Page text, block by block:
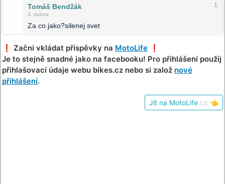
Tomáš Bendžák
3. dubna
1
Za co jako?silenej svet
❗️ Začni vkládat příspěvky na MotoLife ❗️
Je to stejně snadné jako na facebooku! Pro přihlášení použij
přihlašovací údaje webu bikes.cz nebo si založ nové
přihlášení.
Jít na MotoLife .cz 👈